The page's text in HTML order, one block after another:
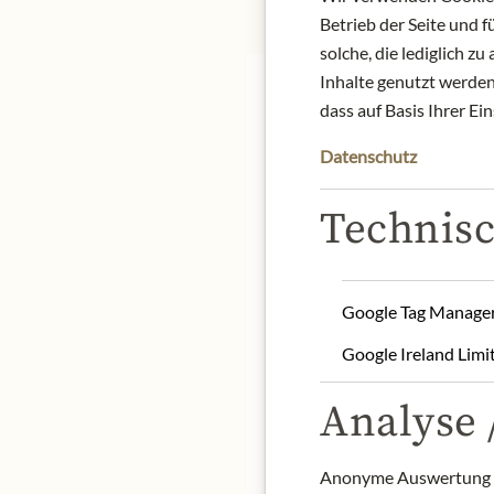
umbrischen
rustikalen
der Gründer sowohl
beiden aufgrund
Generationen hegt
Produkt: Weißer
Lagerung: Kühl und
Betrieb der Seite und
solche, die lediglich
Inhalte genutzt
dass auf Basis Ihrer
Datenschutz
Google Tag
Google Ireland
Analyse
Anonyme